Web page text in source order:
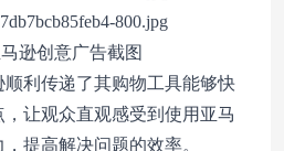
逊创意广告截图
利传递了其购物工具能够快
让观众直观感受到使用亚马
提高解决问题的效率。